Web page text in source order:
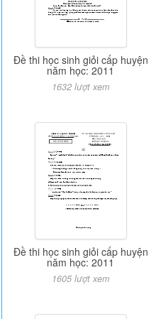
Đề thi học sinh giỏi cấp huyện
năm học: 2011
1632 lượt xem
Đề thi học sinh giỏi cấp huyện
năm học: 2011
1605 lượt xem